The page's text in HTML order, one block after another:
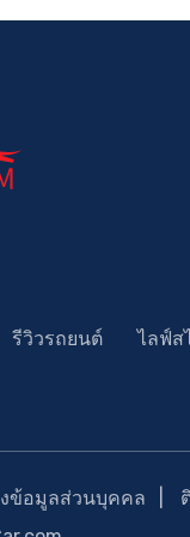
รีวิวรถยนต์ ไลฟ์ส
ข้อมูลส่วนบุคคล